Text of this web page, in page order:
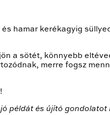
hamar kerékagyig
a sötét, könnyebb
merre fogsz
példát és újító